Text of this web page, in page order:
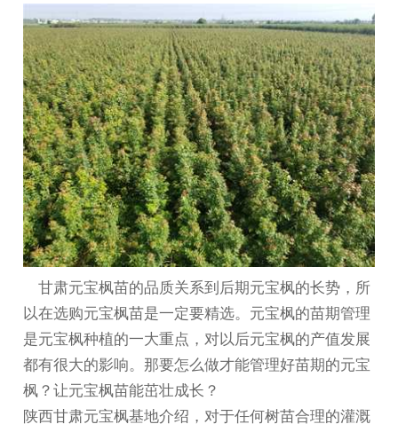
甘肃元宝枫苗的品质关系到后期元宝枫的长势，所
以在选购元宝枫苗是一定要精选。元宝枫的苗期管理
是元宝枫种植的一大重点，对以后元宝枫的产值发展
都有很大的影响。那要怎么做才能管理好苗期的元宝
枫？让元宝枫苗能茁壮成长？
陕西甘肃元宝枫基地介绍，对于任何树苗合理的灌溉